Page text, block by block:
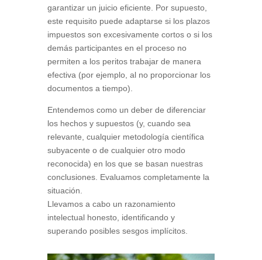
garantizar un juicio eficiente. Por supuesto,
este requisito puede adaptarse si los plazos
impuestos son excesivamente cortos o si los
demás participantes en el proceso no
permiten a los peritos trabajar de manera
efectiva (por ejemplo, al no proporcionar los
documentos a tiempo).
Entendemos como un deber de diferenciar
los hechos y supuestos (y, cuando sea
relevante, cualquier metodología científica
subyacente o de cualquier otro modo
reconocida) en los que se basan nuestras
conclusiones. Evaluamos completamente la
situación.
Llevamos a cabo un razonamiento
intelectual honesto, identificando y
superando posibles sesgos implícitos.